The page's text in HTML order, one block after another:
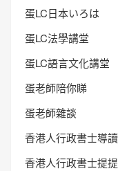
蛋LC日本いろは
蛋LC法學講堂
蛋LC語言文化講堂
蛋老師陪你睇
蛋老師雜談
香港人行政書士導讀
香港人行政書士提